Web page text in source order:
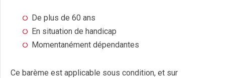
De plus de 60 ans
En situation de handicap
Momentanément dépendantes
Ce barème est applicable sous condition, et sur